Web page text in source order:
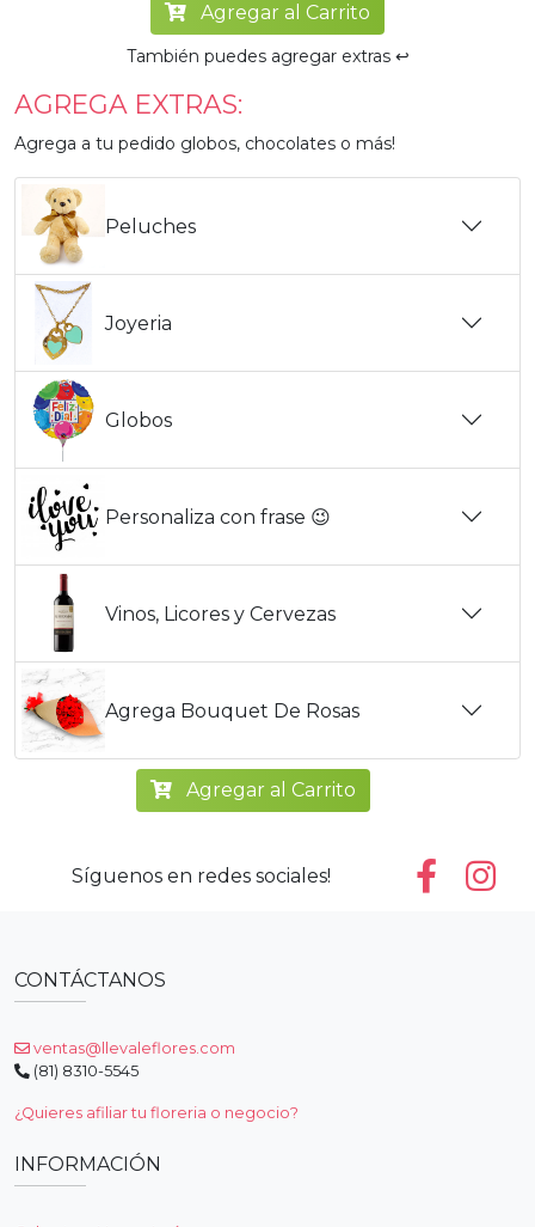
Agregar al Carrito
También puedes agregar extras ↩️
AGREGA EXTRAS:
Agrega a tu pedido globos, chocolates o más!
Peluches
Joyeria
Globos
Personaliza con frase 😉
Vinos, Licores y Cervezas
Agrega Bouquet De Rosas
Agregar al Carrito
Síguenos en redes sociales!
CONTÁCTANOS
ventas@llevaleflores.com
(81) 8310-5545
¿Quieres afiliar tu floreria o negocio?
INFORMACIÓN